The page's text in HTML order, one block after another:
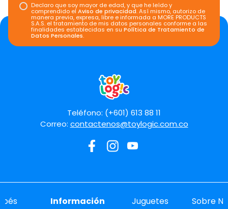
Dirección de email
Enviar comentario
Declaro que soy mayor de edad, y que he leído y
comprendido elAviso de privacidad. Así mismo, autorizo de
manera previa, expresa, libre e informada a MORE PRODUCTS
S.A.S. el tratamiento de mis datos personales conforme a las
finalidades establecidas en suPolítica de Tratamiento de
Datos Personales.
Teléfono: (+601) 613 88 11
Correo: contactenos@toylogic.com.co
Información Juguetes Sobre